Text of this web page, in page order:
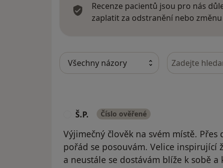
Recenze pacientů jsou pro nás
zaplatit za odstranění nebo
Hledejte v
Š.P. Číslo ověřené
Výjimečný člověk na svém místě. Přes
pořád se posouvám. Velice inspirující
a neustále se dostávám blíže k sobě